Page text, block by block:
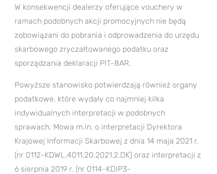
W konsekwencji dealerzy oferujące vouchery w
ramach podobnych akcji promocyjnych nie będą
zobowiązani do pobrania i odprowadzenia do urzędu
skarbowego zryczałtowanego podatku oraz
sporządzania deklaracji PIT-8AR.
Powyższe stanowisko potwierdzają również organy
podatkowe, które wydały co najmniej kilka
indywidualnych interpretacji w podobnych
sprawach. Mowa m.in. o interpretacji Dyrektora
Krajowej Informacji Skarbowej z dnia 14 maja 2021 r.
(nr 0112-KDWL.4011.20.2021.2.DK) oraz interpretacji z
6 sierpnia 2019 r. (nr 0114-KDIP3-